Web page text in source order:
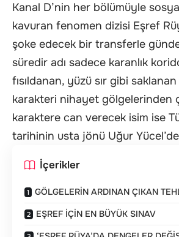
Kanal D’nin her bölümüyle
kavuran fenomen dizisi Eşref
şoke edecek bir transferle
süredir adı sadece karanlık
fısıldanan, yüzü sır gibi
karakteri nihayet gölgelerinden
karaktere can verecek isim ise
tarihinin usta jönü Uğur
İçerikler
GÖLGELERİN ARDINAN ÇIKAN
EŞREF İÇİN EN BÜYÜK SINAV